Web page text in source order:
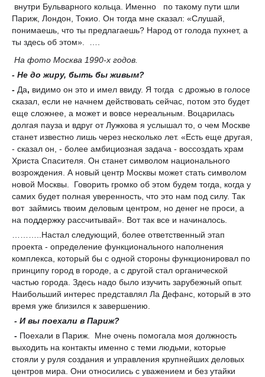
внутри Бульварного кольца. Именно по такому пути шли
Париж, Лондон, Токио. Он тогда мне сказал: «Слушай,
понимаешь, что ты предлагаешь? Народ от голода пухнет, а
ты здесь об этом». ….
На фото Москва 1990-х годов.
- Не до жиру, быть бы живым?
- Да, видимо он это и имел ввиду. Я тогда с дрожью в голосе
сказал, если не начнем действовать сейчас, потом это будет
еще сложнее, а может и вовсе нереальным. Воцарилась
долгая пауза и вдруг от Лужкова я услышал то, о чем Москве
станет известно лишь через несколько лет. «Есть еще другая,
- сказал он, - более амбициозная задача - воссоздать храм
Христа Спасителя. Он станет символом национального
возрождения. А новый центр Москвы может стать символом
новой Москвы. Говорить громко об этом будем тогда, когда у
самих будет полная уверенность, что это нам под силу. Так
вот займись твоим деловым центром, но денег не проси, а
на поддержку рассчитывай». Вот так все и начиналось.
………..Настал следующий, более ответственный этап
проекта - определение функционального наполнения
комплекса, который бы с одной стороны функционировал по
принципу город в городе, а с другой стал органической
частью города. Здесь надо было изучить зарубежный опыт.
Наибольший интерес представлял Ла Дефанс, который в это
время уже близился к завершению.
- И вы поехали в Париж?
- Поехали в Париж. Мне очень помогала моя должность
выходить на контакты именно с теми людьми, которые
стояли у руля создания и управления крупнейших деловых
центров мира. Они относились с уважением и без утайки